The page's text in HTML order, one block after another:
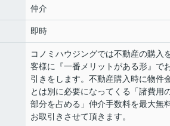
仲介
即時
コノミハウジングでは不動産の購入
客様に『一番メリットがある形』で
引きをします。不動産購入時に物件
とは別に必要になってくる「諸費用
部分を占める」仲介手数料を最大無
お取引きさせて頂きます。